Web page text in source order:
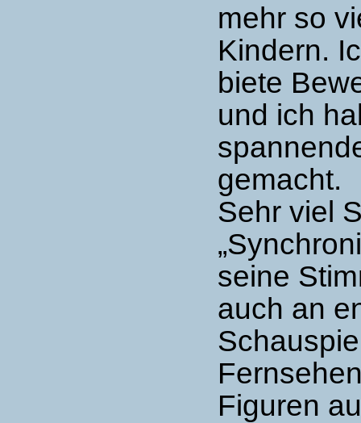
mehr so
Kindern.
biete
und ich
gemacht.
Sehr viel
seine
auch an
Figuren